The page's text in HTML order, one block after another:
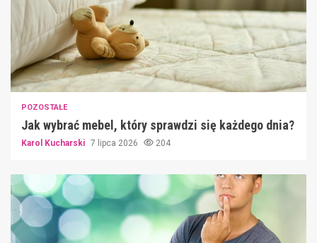
POZOSTAŁE
Jak wybrać mebel, który sprawdzi się każdego dnia?
Karol Kucharski 7 lipca 2026 204